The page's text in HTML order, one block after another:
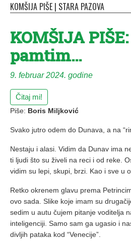
KOMŠIJA PIŠE | STARA PAZOVA
KOMŠIJA
pamtim…
9. februar 2024. godine
Čitaj mi!
Piše: Boris Miljković
Svako jutro odem do Dunava, a na
Nestaju i alasi. Vidim da Dunav ima
ti ljudi što su živeli na reci i od reke.
vidim su lepi, skupi, brzi. Kao i sve u
Retko okrenem glavu prema
ovo sada. Slike koje imam su
sedim u autu čujem pitanje voditelja
inteligenciji. Samo sam ga ugasio i
divljih pataka kod “Venecije”.